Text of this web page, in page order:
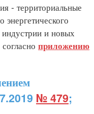
- территориальные
энергетического
и новых
приложению
№ 479;